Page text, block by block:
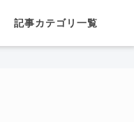
記事カテゴリ一覧